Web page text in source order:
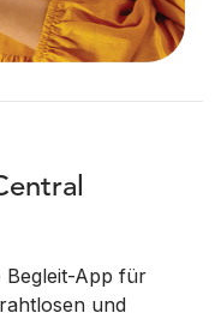
Begleit-App für
und